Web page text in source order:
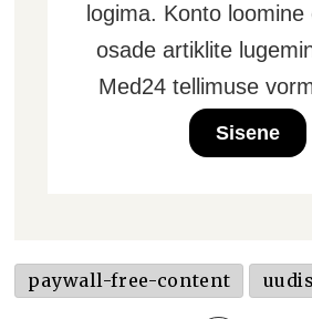
logima. Konto loomine
osade artiklite
Med24 tellimuse
Sisene
paywall-free-content